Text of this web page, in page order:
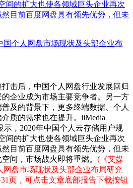
间的扩大也使各领域巨头企业再次
目前百度网盘具有领先优势，但未
击后，中国个人网盘行业发展回归
企业成为市场主要竞争者。另一方
及的背景下，更多终端数据、个人
质的需求也在提升。iiMedia
示，2020年中国个人云存储用户规
间的扩大也使各领域巨头企业再次
目前百度网盘具有领先优势，但未
间，市场战火即将重燃。 (《艾媒
网盘市场现状及头部企业布局研究
页，可点击文章底部报告下载按钮